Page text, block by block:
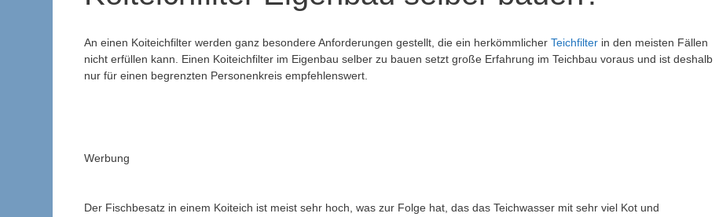
An einen Koiteichfilter werden ganz besondere Anforderungen gestellt, die ein herkömmlicher Teichfilter in den meisten Fällen
nicht erfüllen kann. Einen Koiteichfilter im Eigenbau selber zu bauen setzt große Erfahrung im Teichbau voraus und ist deshalb
nur für einen begrenzten Personenkreis empfehlenswert.
Werbung
Der Fischbesatz in einem Koiteich ist meist sehr hoch, was zur Folge hat, das das Teichwasser mit sehr viel Kot und